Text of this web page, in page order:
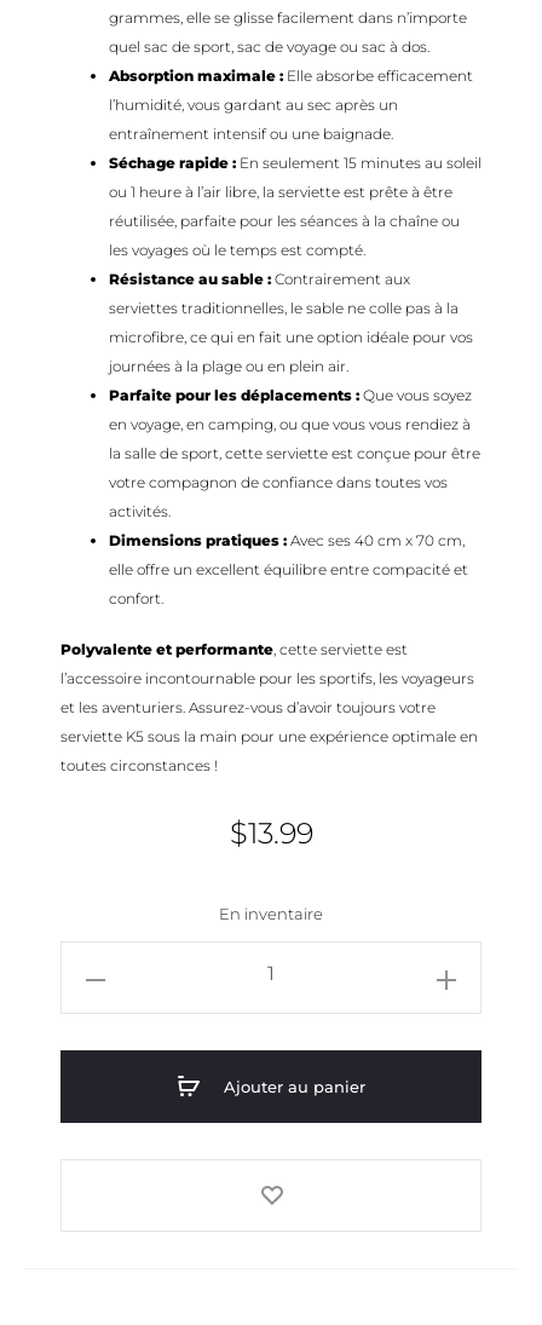
grammes, elle se glisse facilement dans n’importe
quel sac de sport, sac de voyage ou sac à dos.
Absorption maximale : Elle absorbe efficacement
l’humidité, vous gardant au sec après un
entraînement intensif ou une baignade.
Séchage rapide : En seulement 15 minutes au soleil
ou 1 heure à l’air libre, la serviette est prête à être
réutilisée, parfaite pour les séances à la chaîne ou
les voyages où le temps est compté.
Résistance au sable : Contrairement aux
serviettes traditionnelles, le sable ne colle pas à la
microfibre, ce qui en fait une option idéale pour vos
journées à la plage ou en plein air.
Parfaite pour les déplacements : Que vous soyez
en voyage, en camping, ou que vous vous rendiez à
la salle de sport, cette serviette est conçue pour être
votre compagnon de confiance dans toutes vos
activités.
Dimensions pratiques : Avec ses 40 cm x 70 cm,
elle offre un excellent équilibre entre compacité et
confort.
Polyvalente et performante, cette serviette est
l’accessoire incontournable pour les sportifs, les voyageurs
et les aventuriers. Assurez-vous d’avoir toujours votre
serviette K5 sous la main pour une expérience optimale en
toutes circonstances !
$13.99
En inventaire
Ajouter au panier